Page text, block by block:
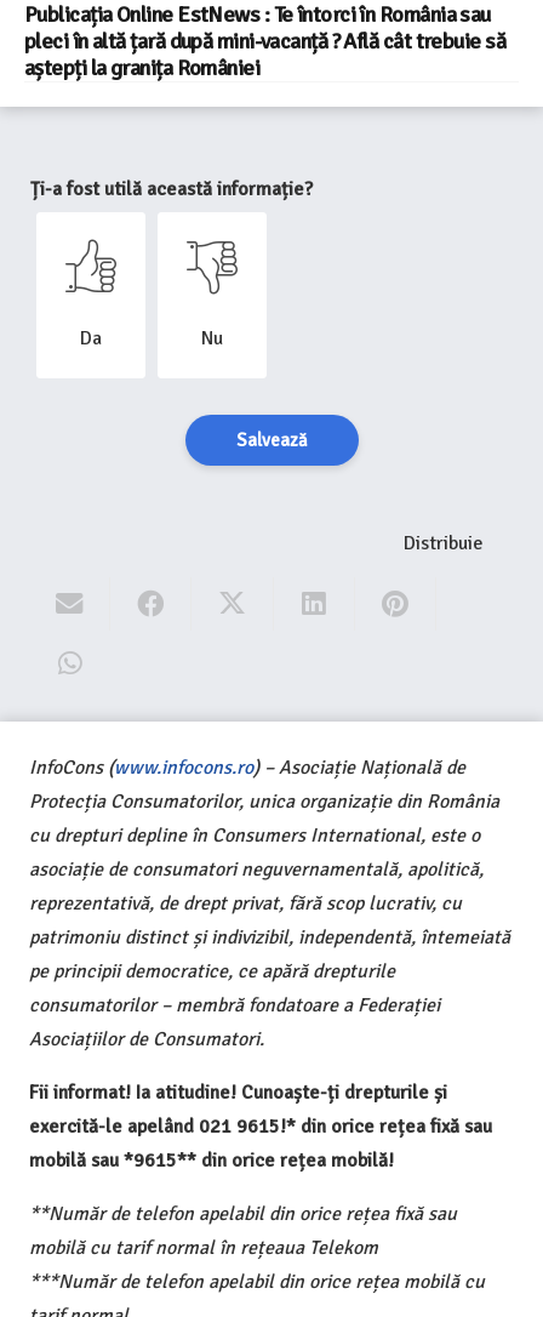
Publicația Online EstNews : Te întorci în România sau
pleci în altă țară după mini-vacanță ? Află cât trebuie să
aștepți la granița României
Ți-a fost utilă această informație?
Da Nu
Salvează
Distribuie
InfoCons (www.infocons.ro) – Asociație Națională de
Protecția Consumatorilor, unica organizație din România
cu drepturi depline în Consumers International, este o
asociație de consumatori neguvernamentală, apolitică,
reprezentativă, de drept privat, fără scop lucrativ, cu
patrimoniu distinct și indivizibil, independentă, întemeiată
pe principii democratice, ce apără drepturile
consumatorilor – membră fondatoare a Federației
Asociațiilor de Consumatori.
Fii informat! Ia atitudine! Cunoaște-ți drepturile și
exercită-le apelând 021 9615!* din orice rețea fixă sau
mobilă sau *9615** din orice rețea mobilă!
**Număr de telefon apelabil din orice rețea fixă sau
mobilă cu tarif normal în rețeaua Telekom
***Număr de telefon apelabil din orice rețea mobilă cu